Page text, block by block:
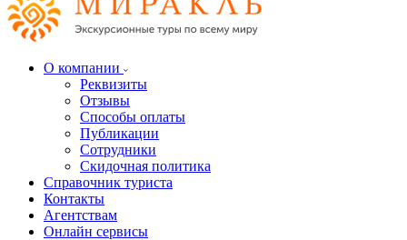
О компании
Реквизиты
Отзывы
Способы оплаты
Публикации
Сотрудники
Скидочная политика
Справочник туриста
Контакты
Агентствам
Онлайн сервисы